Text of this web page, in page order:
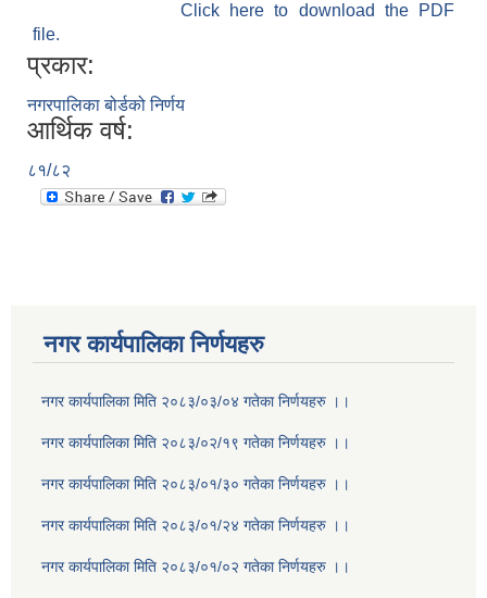
Click here to download the PDF
file.
प्रकार:
नगरपालिका बोर्डको निर्णय
आर्थिक वर्ष:
८१/८२
नगर कार्यपालिका निर्णयहरु
नगर कार्यपालिका मिति २०८३/०३/०४ गतेका निर्णयहरु ।।
नगर कार्यपालिका मिति २०८३/०२/१९ गतेका निर्णयहरु ।।
नगर कार्यपालिका मिति २०८३/०१/३० गतेका निर्णयहरु ।।
नगर कार्यपालिका मिति २०८३/०१/२४ गतेका निर्णयहरु ।।
नगर कार्यपालिका मिति २०८३/०१/०२ गतेका निर्णयहरु ।।